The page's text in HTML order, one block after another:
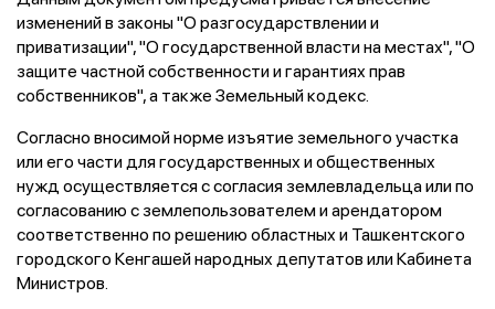
изменений в законы "О разгосударствлении и
приватизации", "О государственной власти на местах", "О
защите частной собственности и гарантиях прав
собственников", а также Земельный кодекс.
Согласно вносимой норме изъятие земельного участка
или его части для государственных и общественных
нужд осуществляется с согласия землевладельца или по
согласованию с землепользователем и арендатором
соответственно по решению областных и Ташкентского
городского Кенгашей народных депутатов или Кабинета
Министров.